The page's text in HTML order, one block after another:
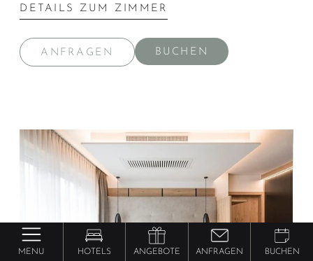
MENU HOTELS ANGEBOTE ANFRAGEN BUCHEN
DETAILS ZUM ZIMMER
ANFRAGEN BUCHEN